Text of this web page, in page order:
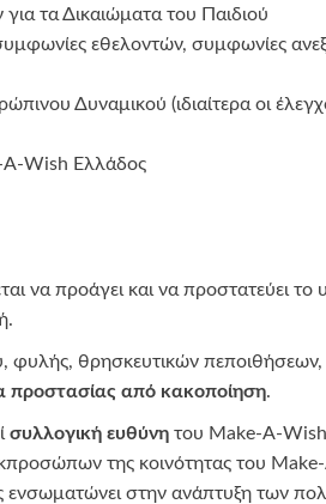
τα Δικαιώματα του Παιδιού
εθελοντών, συμφωνίες
Δυναμικού (ιδιαίτερα οι
A-Wish Ελλάδος
να προάγει και να προστατεύει
θρησκευτικών πεποιθήσεων,
προστασίας από κακοποίηση.
συλλογική ευθύνη του Make-A-
της κοινότητας του
ενσωματώνει στην ανάπτυξη των